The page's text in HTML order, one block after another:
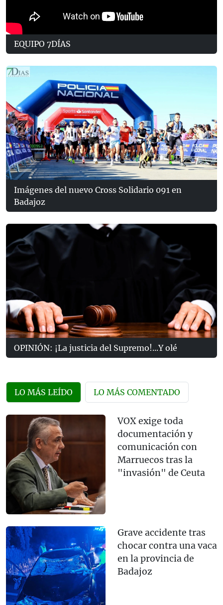
EQUIPO 7DÍAS
Imágenes del nuevo Cross Solidario 091 en
Badajoz
OPINIÓN: ¡La justicia del Supremo!...Y olé
LO MÁS LEÍDO LO MÁS COMENTADO
VOX exige toda
documentación y
comunicación con
Marruecos tras la
"invasión" de Ceuta
Grave accidente tras
chocar contra una vaca
en la provincia de
Badajoz